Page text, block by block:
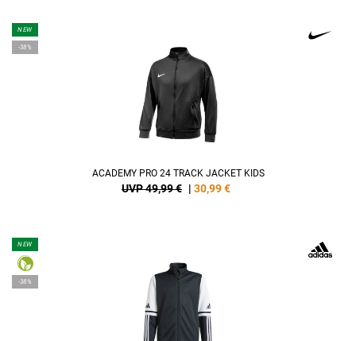
NEW
-38%
ACADEMY PRO 24 TRACK JACKET KIDS
UVP 49,99 € | 30,99€
NEW
-38%